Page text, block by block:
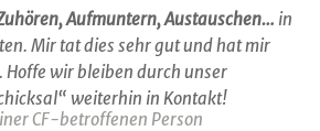
Aufmuntern, Austauschen… in
Mir tat dies sehr gut und hat mir
wir bleiben durch unser
weiterhin in Kontakt!
CF-betroffenen Person